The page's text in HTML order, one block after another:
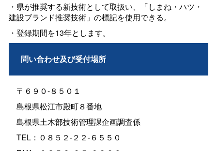
・県が推奨する新技術として取扱い、「しまね・ハツ・
建設ブランド推奨技術」の標記を使用できる。
・登録期間を13年とします。
問い合わせ及び受付場所
〒６９０-８５０１
島根県松江市殿町８番地
島根県土木部技術管理課企画調査係
TEL：０８５２-２２-６５５０